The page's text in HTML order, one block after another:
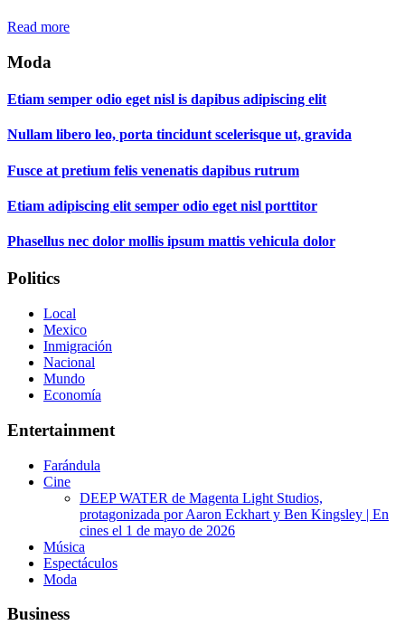
Read more
Moda
Etiam semper odio eget nisl is dapibus adipiscing elit
Nullam libero leo, porta tincidunt scelerisque ut, gravida
Fusce at pretium felis venenatis dapibus rutrum
Etiam adipiscing elit semper odio eget nisl porttitor
Phasellus nec dolor mollis ipsum mattis vehicula dolor
Politics
Local
Mexico
Inmigración
Nacional
Mundo
Economía
Entertainment
Farándula
Cine
DEEP WATER de Magenta Light Studios,
protagonizada por Aaron Eckhart y Ben Kingsley | En
cines el 1 de mayo de 2026
Música
Espectáculos
Moda
Business